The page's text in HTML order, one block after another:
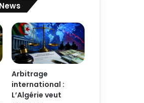
Arbitrage
international :
L’Algérie veut